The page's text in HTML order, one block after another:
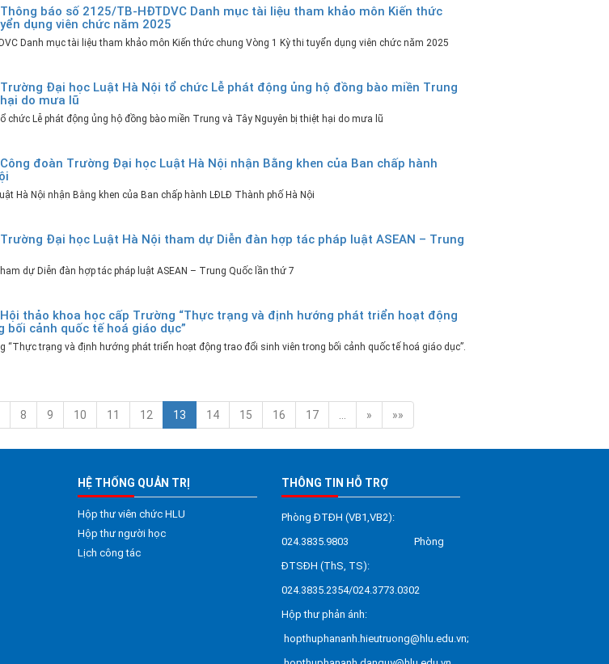
Thông báo số 2125/TB-HĐTDVC Danh mục tài liệu tham khảo môn Kiến thức
dụng viên chức năm 2025
Danh mục tài liệu tham khảo môn Kiến thức chung Vòng 1 Kỳ thi tuyển dụng viên chức năm 2025
Trường Đại học Luật Hà Nội tổ chức Lễ phát động ủng hộ đồng bào miền Trung
do mưa lũ
chức Lễ phát động ủng hộ đồng bào miền Trung và Tây Nguyên bị thiệt hại do mưa lũ
Công đoàn Trường Đại học Luật Hà Nội nhận Bằng khen của Ban chấp hành
Hà Nội nhận Bằng khen của Ban chấp hành LĐLĐ Thành phố Hà Nội
Trường Đại học Luật Hà Nội tham dự Diễn đàn hợp tác pháp luật ASEAN – Trung
dự Diễn đàn hợp tác pháp luật ASEAN – Trung Quốc lần thứ 7
Hội thảo khoa học cấp Trường “Thực trạng và định hướng phát triển hoạt động
bối cảnh quốc tế hoá giáo dục”
“Thực trạng và định hướng phát triển hoạt động trao đổi sinh viên trong bối cảnh quốc tế hoá giáo dục”.
8 9 10 11 12 13 14 15 16 17 » »»
HỆ THỐNG QUẢN TRỊ
Hộp thư viên chức HLU
Hộp thư người học
Lịch công tác
THÔNG TIN HỖ TRỢ
Phòng ĐTĐH (VB1,VB2):
024.3835.9803 Phòng
ĐTSĐH (ThS, TS):
024.3835.2354/024.3773.0302
Hộp thư phản ánh:
hopthuphananh.hieutruong@hlu.edu.vn;